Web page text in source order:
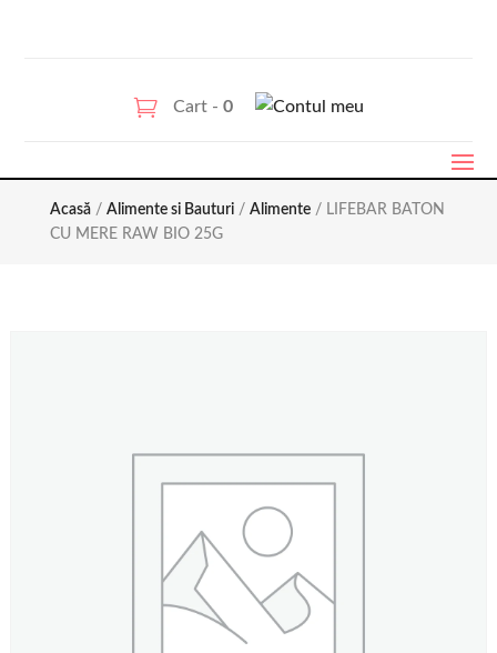
Cart - 0
Acasă/ Alimente si Bauturi/ Alimente/ LIFEBAR BATON
CU MERE RAW BIO 25G